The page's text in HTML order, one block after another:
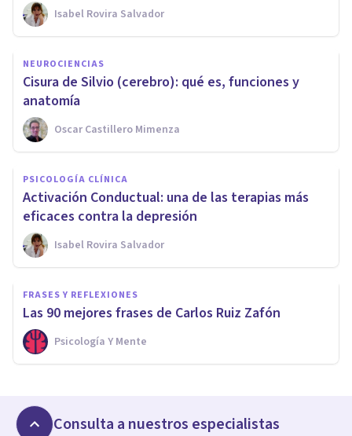
Isabel Rovira Salvador
NEUROCIENCIAS
Cisura de Silvio (cerebro): qué es, funciones y
anatomía
Oscar Castillero Mimenza
PSICOLOGÍA CLÍNICA
Activación Conductual: una de las terapias más
eficaces contra la depresión
Isabel Rovira Salvador
FRASES Y REFLEXIONES
Las 90 mejores frases de Carlos Ruiz Zafón
Psicología Y Mente
Consulta a nuestros especialistas